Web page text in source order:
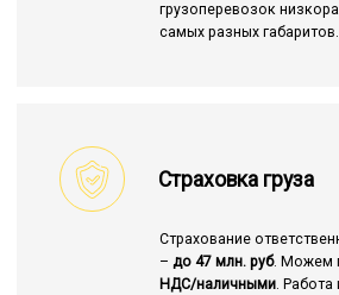
грузоперевозок
самых разных габаритов.
Страховка груза
Страхование
– до 47 млн. руб. Можем
НДС/наличными. Работа